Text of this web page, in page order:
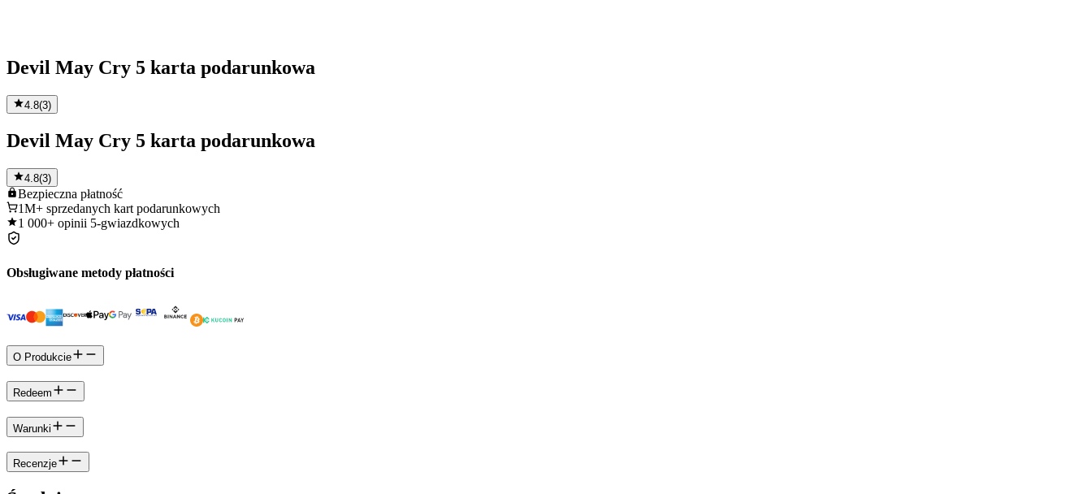
Devil May Cry 5 karta podarunkowa
4.8(3)
Devil May Cry 5 karta podarunkowa
4.8(3)
Bezpieczna płatność
1M+ sprzedanych kart podarunkowych
1 000+ opinii 5-gwiazdkowych
Obsługiwane metody płatności
O Produkcie
Redeem
Warunki
Recenzje